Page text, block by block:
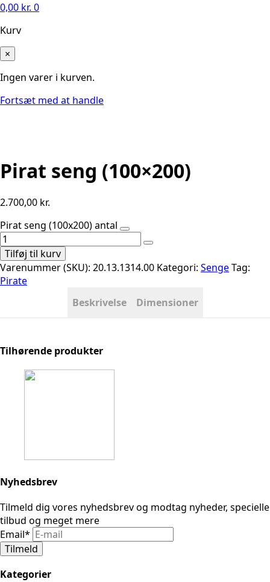
0,00 kr. 0
Kurv
×
Ingen varer i kurven.
Fortsæt med at handle
Pirat seng (100×200)
2.700,00 kr.
Pirat seng (100x200) antal
Tilføj til kurv
Varenummer (SKU): 20.13.1314.00 Kategori: SengeTag:
Pirate
Beskrivelse
Dimensioner
Tilhørende produkter
Nyhedsbrev
Tilmeld dig vores nyhedsbrev og modtag nyheder, specielle
tilbud og meget mere
Email*
Tilmeld
Kategorier